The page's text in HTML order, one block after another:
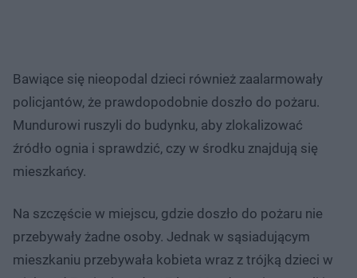
Bawiące się nieopodal dzieci również zaalarmowały
policjantów, że prawdopodobnie doszło do pożaru.
Mundurowi ruszyli do budynku, aby zlokalizować
źródło ognia i sprawdzić, czy w środku znajdują się
mieszkańcy.
Na szczęście w miejscu, gdzie doszło do pożaru nie
przebywały żadne osoby. Jednak w sąsiadującym
mieszkaniu przebywała kobieta wraz z trójką dzieci w